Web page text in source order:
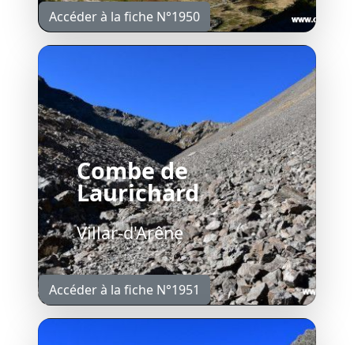
Accéder à la fiche N°1950
Combe de
Laurichard
Villar-d'Arêne
Accéder à la fiche N°1951